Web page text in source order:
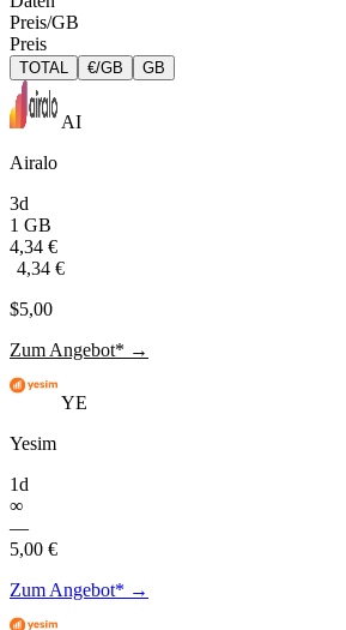
Preis/GB
Preis
TOTAL €/GB GB
AI
Airalo
3d
1 GB
4,34 €
4,34 €
$5,00
Zum Angebot* →
YE
Yesim
1d
∞
—
5,00 €
Zum Angebot* →